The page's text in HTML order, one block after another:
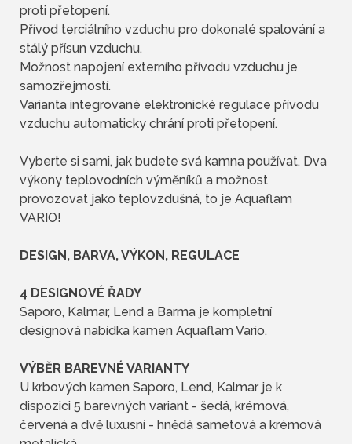
proti přetopení.
Přívod terciálního vzduchu pro dokonalé spalování a
stálý přísun vzduchu.
Možnost napojení externího přívodu vzduchu je
samozřejmostí.
Varianta integrované elektronické regulace přívodu
vzduchu automaticky chrání proti přetopení.
Vyberte si sami, jak budete svá kamna používat. Dva
výkony teplovodních výměníků a možnost
provozovat jako teplovzdušná, to je Aquaflam
VARIO!
DESIGN, BARVA, VÝKON, REGULACE
4 DESIGNOVÉ ŘADY
Saporo, Kalmar, Lend a Barma je kompletní
designová nabídka kamen Aquaflam Vario.
VÝBĚR BAREVNÉ VARIANTY
U krbových kamen Saporo, Lend, Kalmar je k
dispozici 5 barevných variant - šedá, krémová,
červená a dvě luxusní - hnědá sametová a krémová